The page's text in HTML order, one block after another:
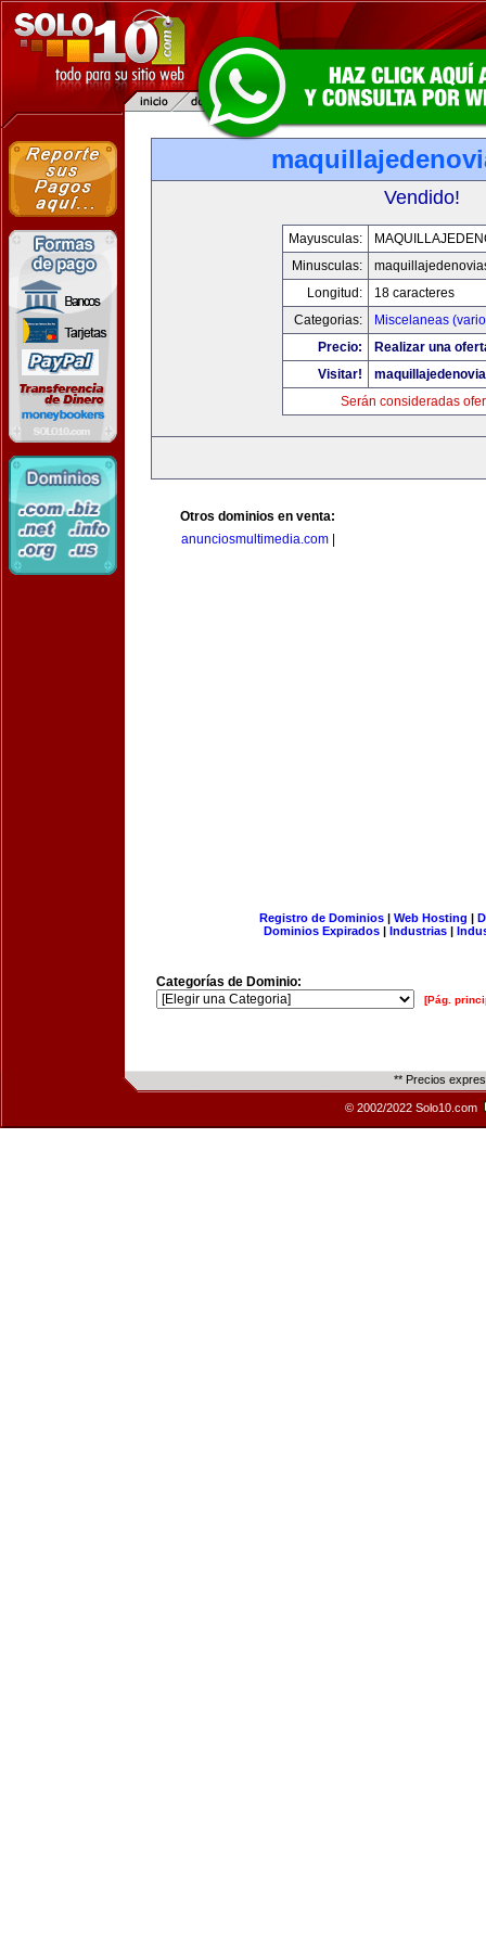
Vendido!
Mayusculas:
Minusculas:
Longitud:
18 caracteres
Categorias:
Miscelaneas
Precio:
Realizar una
Visitar!
Serán consideradas
Otros dominios en venta:
anunciosmultimedia.com|
Registro de Dominios| Web Hosting |
Dominios Expirados | Industrias |
Categorías de Dominio:
[Pág.
** Precios
© 2002/2022 Solo10.com